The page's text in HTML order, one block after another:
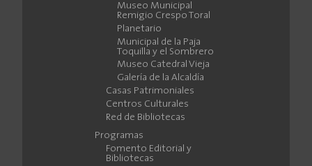
Museo Municipal
Remigio Crespo Toral
Planetario
Municipal de la Paja
Toquilla y el Sombrero
Museo Catedral Vieja
Galería de la Alcaldía
Casas Patrimoniales
Centros Culturales
Red de Bibliotecas
Programas
Fomento Editorial y
Bibliotecas